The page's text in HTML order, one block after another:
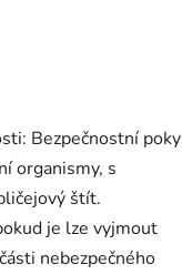
Bezpečnostní
organismy, s
štít.
je lze vyjmout
nebezpečného